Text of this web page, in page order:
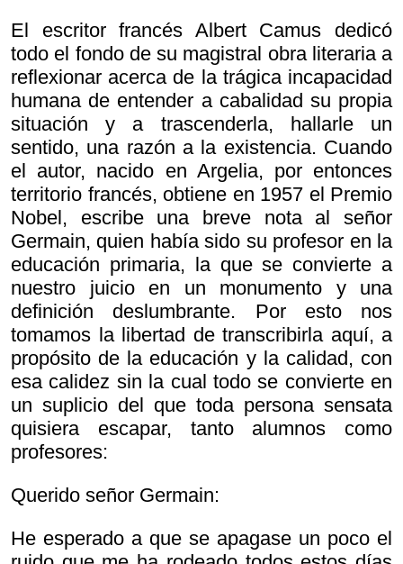
El escritor francés Albert Camus dedicó
todo el fondo de su magistral obra literaria a
reflexionar acerca de la trágica incapacidad
humana de entender a cabalidad su propia
situación y a trascenderla, hallarle un
sentido, una razón a la existencia. Cuando
el autor, nacido en Argelia, por entonces
territorio francés, obtiene en 1957 el Premio
Nobel, escribe una breve nota al señor
Germain, quien había sido su profesor en la
educación primaria, la que se convierte a
nuestro juicio en un monumento y una
definición deslumbrante. Por esto nos
tomamos la libertad de transcribirla aquí, a
propósito de la educación y la calidad, con
esa calidez sin la cual todo se convierte en
un suplicio del que toda persona sensata
quisiera escapar, tanto alumnos como
profesores:
Querido señor Germain:
He esperado a que se apagase un poco el